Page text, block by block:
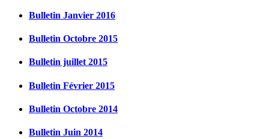
Bulletin Janvier 2016
Bulletin Octobre 2015
Bulletin juillet 2015
Bulletin Février 2015
Bulletin Octobre 2014
Bulletin Juin 2014